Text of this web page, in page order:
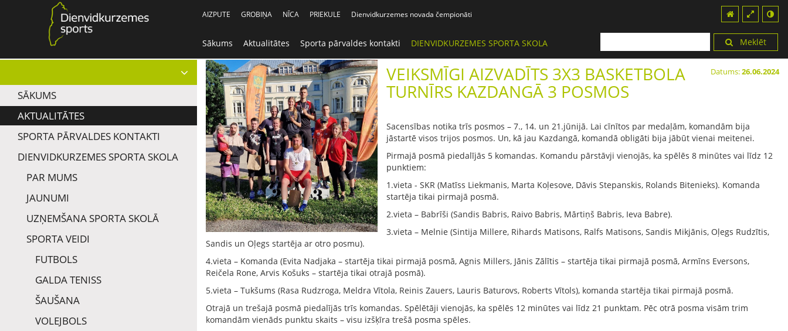
Meklēt
AIZPUTE GROBIŅA NĪCA PRIEKULE Dienvidkurzemes novada čempionāti
Sākums Aktualitātes Sporta pārvaldes kontakti DIENVIDKURZEMES SPORTA SKOLA
SĀKUMS
AKTUALITĀTES
SPORTA PĀRVALDES KONTAKTI
DIENVIDKURZEMES SPORTA SKOLA
PAR MUMS
JAUNUMI
UZŅEMŠANA SPORTA SKOLĀ
SPORTA VEIDI
FUTBOLS
GALDA TENISS
ŠAUŠANA
VOLEJBOLS
Datums:26.06.2024
VEIKSMĪGI AIZVADĪTS 3X3 BASKETBOLA
TURNĪRS KAZDANGĀ 3 POSMOS
Sacensības notika trīs posmos – 7., 14. un 21.jūnijā. Lai cīnītos par medaļām, komandām bija
jāstartē visos trijos posmos. Un, kā jau Kazdangā, komandā obligāti bija jābūt vienai meitenei.
Pirmajā posmā piedalījās 5 komandas. Komandu pārstāvji vienojās, ka spēlēs 8 minūtes vai līdz 12
punktiem:
1.vieta - SKR (Matīss Liekmanis, Marta Koļesove, Dāvis Stepanskis, Rolands Bitenieks). Komanda
startēja tikai pirmajā posmā.
2.vieta – Babrīši (Sandis Babris, Raivo Babris, Mārtiņš Babris, Ieva Babre).
3.vieta – Melnie (Sintija Millere, Rihards Matisons, Ralfs Matisons, Sandis Mikjānis, Oļegs Rudzītis,
Sandis un Oļegs startēja ar otro posmu).
4.vieta – Komanda (Evita Nadjaka – startēja tikai pirmajā posmā, Agnis Millers, Jānis Zālītis – startēja tikai pirmajā posmā, Armīns Eversons,
Reičela Rone, Arvis Košuks – startēja tikai otrajā posmā).
5.vieta – Tukšums (Rasa Rudzroga, Meldra Vītola, Reinis Zauers, Lauris Baturovs, Roberts Vītols), komanda startēja tikai pirmajā posmā.
Otrajā un trešajā posmā piedalījās trīs komandas. Spēlētāji vienojās, ka spēlēs 12 minūtes vai līdz 21 punktam. Pēc otrā posma visām trim
komandām vienāds punktu skaits – visu izšķīra trešā posma spēles.